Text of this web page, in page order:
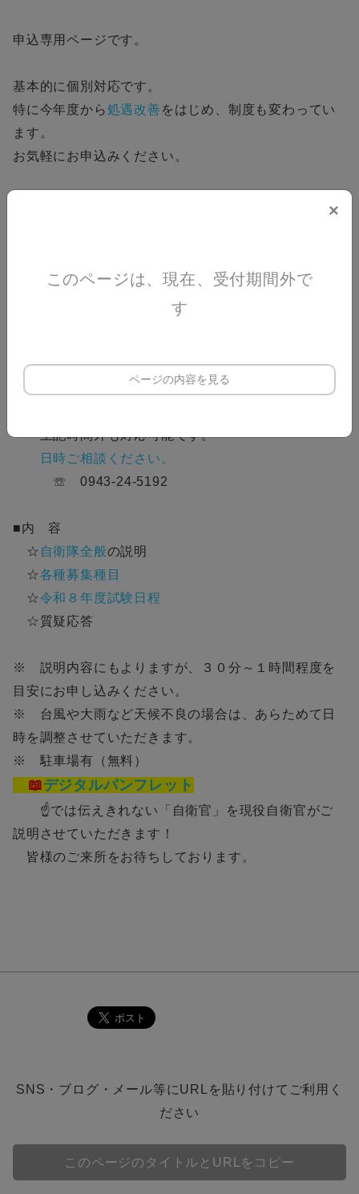
申込専用ページです。
基本的に個別対応です。
特に今年度から処遇改善をはじめ、制度も変わってい
ます。
お気軽にお申込みください。
■場 所
■時 間
上記時間外も対応可能です。
日時ご相談ください。
☏ 0943-24-5192
■内 容
☆ 自衛隊全般の説明
☆各種募集種目
☆令和８年度試験日程
☆質疑応答
※ 説明内容にもよりますが、３０分～１時間程度を
目安にお申し込みください。
※ 台風や大雨など天候不良の場合は、あらためて日
時を調整させていただきます。
※ 駐車場有（無料）
📖デジタルパンフレット
☝では伝えきれない「自衛官」を現役自衛官がご
説明させていただきます！
皆様のご来所をお待ちしております。
SNS・ブログ・メール等にURLを貼り付けてご利用く
ださい
このページのタイトルとURLをコピー
×
このページは、現在、受付期間外で
す
ページの内容を見る